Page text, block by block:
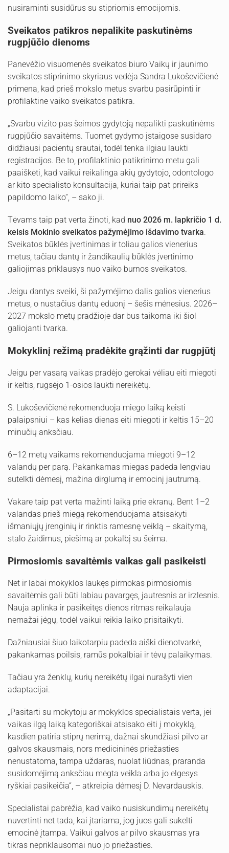
nusiraminti susidūrus su stipriomis emocijomis.
Sveikatos patikros nepalikite paskutinėms
rugpjūčio dienoms
Panevėžio visuomenės sveikatos biuro Vaikų ir jaunimo
sveikatos stiprinimo skyriaus vedėja Sandra Lukoševičienė
primena, kad prieš mokslo metus svarbu pasirūpinti ir
profilaktine vaiko sveikatos patikra.
„Svarbu vizito pas šeimos gydytoją nepalikti paskutinėms
rugpjūčio savaitėms. Tuomet gydymo įstaigose susidaro
didžiausi pacientų srautai, todėl tenka ilgiau laukti
registracijos. Be to, profilaktinio patikrinimo metu gali
paaiškėti, kad vaikui reikalinga akių gydytojo, odontologo
ar kito specialisto konsultacija, kuriai taip pat prireiks
papildomo laiko“, – sako ji.
Tėvams taip pat verta žinoti, kad nuo 2026 m. lapkričio 1 d.
keisis Mokinio sveikatos pažymėjimo išdavimo tvarka.
Sveikatos būklės įvertinimas ir toliau galios vienerius
metus, tačiau dantų ir žandikaulių būklės įvertinimo
galiojimas priklausys nuo vaiko burnos sveikatos.
Jeigu dantys sveiki, ši pažymėjimo dalis galios vienerius
metus, o nustačius dantų ėduonį – šešis mėnesius. 2026–
2027 mokslo metų pradžioje dar bus taikoma iki šiol
galiojanti tvarka.
Mokyklinį režimą pradėkite grąžinti dar rugpjūtį
Jeigu per vasarą vaikas pradėjo gerokai vėliau eiti miegoti
ir keltis, rugsėjo 1-osios laukti nereikėtų.
S. Lukoševičienė rekomenduoja miego laiką keisti
palaipsniui – kas kelias dienas eiti miegoti ir keltis 15–20
minučių anksčiau.
6–12 metų vaikams rekomenduojama miegoti 9–12
valandų per parą. Pakankamas miegas padeda lengviau
sutelkti dėmesį, mažina dirglumą ir emocinį jautrumą.
Vakare taip pat verta mažinti laiką prie ekranų. Bent 1–2
valandas prieš miegą rekomenduojama atsisakyti
išmaniųjų įrenginių ir rinktis ramesnę veiklą – skaitymą,
stalo žaidimus, piešimą ar pokalbį su šeima.
Pirmosiomis savaitėmis vaikas gali pasikeisti
Net ir labai mokyklos laukęs pirmokas pirmosiomis
savaitėmis gali būti labiau pavargęs, jautresnis ar irzlesnis.
Nauja aplinka ir pasikeitęs dienos ritmas reikalauja
nemažai jėgų, todėl vaikui reikia laiko prisitaikyti.
Dažniausiai šiuo laikotarpiu padeda aiški dienotvarkė,
pakankamas poilsis, ramūs pokalbiai ir tėvų palaikymas.
Tačiau yra ženklų, kurių nereikėtų ilgai nurašyti vien
adaptacijai.
„Pasitarti su mokytoju ar mokyklos specialistais verta, jei
vaikas ilgą laiką kategoriškai atsisako eiti į mokyklą,
kasdien patiria stiprų nerimą, dažnai skundžiasi pilvo ar
galvos skausmais, nors medicininės priežasties
nenustatoma, tampa uždaras, nuolat liūdnas, praranda
susidomėjimą anksčiau mėgta veikla arba jo elgesys
ryškiai pasikeičia“, – atkreipia dėmesį D. Nevardauskis.
Specialistai pabrėžia, kad vaiko nusiskundimų nereikėtų
nuvertinti net tada, kai įtariama, jog juos gali sukelti
emocinė įtampa. Vaikui galvos ar pilvo skausmas yra
tikras nepriklausomai nuo jo priežasties.